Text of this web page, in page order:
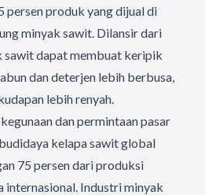
persen produk yang dijual di
minyak sawit. Dilansir dari
sawit dapat membuat keripik
dan deterjen lebih berbusa,
lebih renyah.
dan permintaan pasar
kelapa sawit global
75 persen dari produksi
internasional. Industri minyak